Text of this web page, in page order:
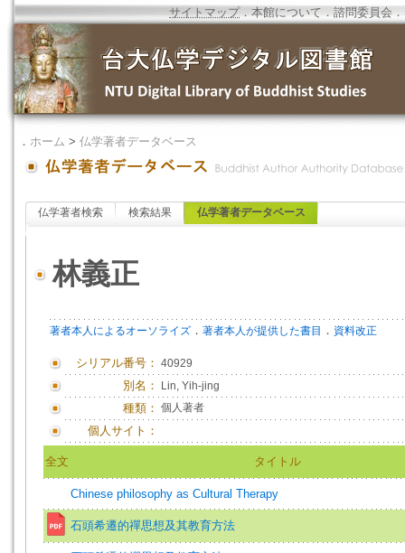
サイトマップ．本館について ．諮問委員会 ．
． ホーム > 仏学著者データベース
仏学著者検索 検索結果 仏学著者データベース
林義正
著者本人によるオーソライズ ． 著者本人が提供した書目 ． 資料改正
シリアル番号： 40929
別名： Lin, Yih-jing
種類： 個人著者
個人サイト：
全文 タイトル
Chinese philosophy as Cultural Therapy
石頭希遷的禪思想及其教育方法